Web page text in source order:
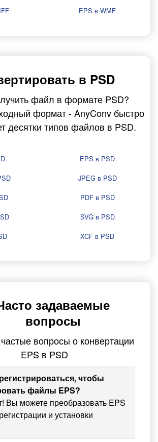
EPS в WMF
в PSD
файл в формате PSD?
формат - AnyConv быстро
десятки типов файлов в PSD.
EPS в PSD
JPEG в PSD
PDF в PSD
SVG в PSD
XCF в PSD
задаваемые
вопросы
вопросы о конвертации
EPS в PSD
чтобы
файлы EPS?
Вы можете преобразовать EPS
и установки